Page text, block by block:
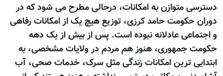
دسترسی متوازن به امکانات، درحالی مطرح می شود که در
دوران حکومت حامد کرزی، توزیع هیچ یک از امکانات رفاهی
و اجتماعی عادلانه نبوده است. پس از بیش از یک دهه
حکومت جمهوری، هنوز هم مردم در ولایات مشخصی، به
ابتدایی ترین امکانات زندگی مثل سرک، خدمات صحی، آب